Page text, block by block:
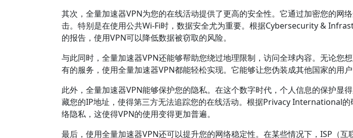
其次，全量加速器VPN为您的在线活动提供了更高的安全性。它通过加密您的网
击。特别是在使用公共Wi-Fi时，数据安全尤为重要。根据Cybersecurity &
的报告，使用VPN可以降低数据被窃取的风险。
与此同时，全量加速器VPN还能够帮助您绕过地理限制，访问全球内容。无论您
有的服务，使用全量加速器VPN都能轻松实现。它能够让您伪装成其他国家的用户
此外，全量加速器VPN能够保护您的隐私。在这个数字时代，个人信息的保护显
藏您的IP地址，使得第三方无法追踪您的在线活动。根据Privacy International
络隐私，这使得VPN的使用变得更加普遍。
最后，使用全量加速器VPN还可以提升您的网络稳定性。在某些情况下，ISP（